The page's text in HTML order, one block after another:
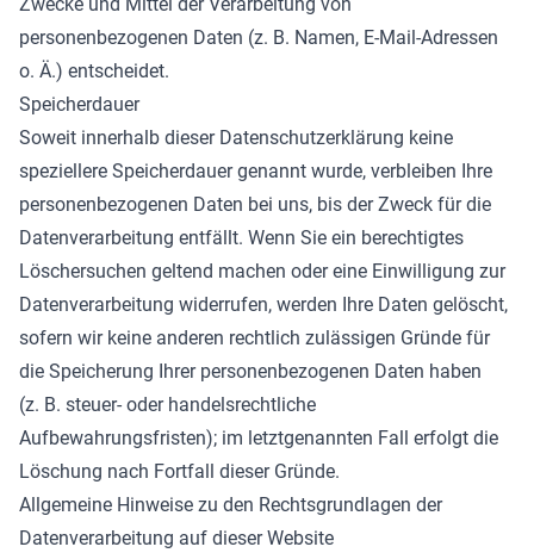
personenbezogenen Daten (z. B. Namen, E-Mail-Adressen
o. Ä.) entscheidet.
Speicherdauer
Soweit innerhalb dieser Datenschutzerklärung keine
speziellere Speicherdauer genannt wurde, verbleiben Ihre
personenbezogenen Daten bei uns, bis der Zweck für die
Datenverarbeitung entfällt. Wenn Sie ein berechtigtes
Löschersuchen geltend machen oder eine Einwilligung zur
Datenverarbeitung widerrufen, werden Ihre Daten gelöscht,
sofern wir keine anderen rechtlich zulässigen Gründe für
die Speicherung Ihrer personenbezogenen Daten haben
(z. B. steuer- oder handelsrechtliche
Aufbewahrungsfristen); im letztgenannten Fall erfolgt die
Löschung nach Fortfall dieser Gründe.
Allgemeine Hinweise zu den Rechtsgrundlagen der
Datenverarbeitung auf dieser Website